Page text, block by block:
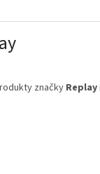
značky Replay